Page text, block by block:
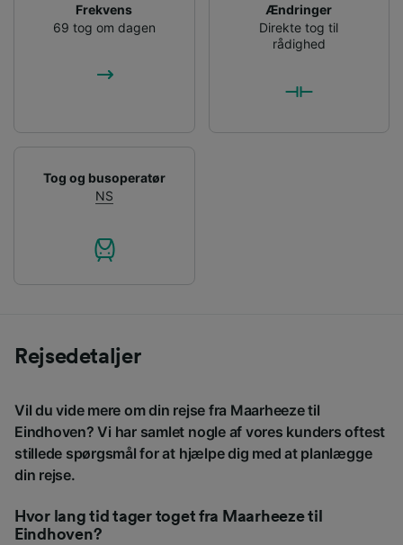
Frekvens
69 tog om dagen
Ændringer
Direkte tog til
rådighed
Tog og busoperatør
NS
Rejsedetaljer
Vil du vide mere om din rejse fra Maarheeze til
Eindhoven? Vi har samlet nogle af vores kunders oftest
stillede spørgsmål for at hjælpe dig med at planlægge
din rejse.
Hvor lang tid tager toget fra Maarheeze til
Eindhoven?